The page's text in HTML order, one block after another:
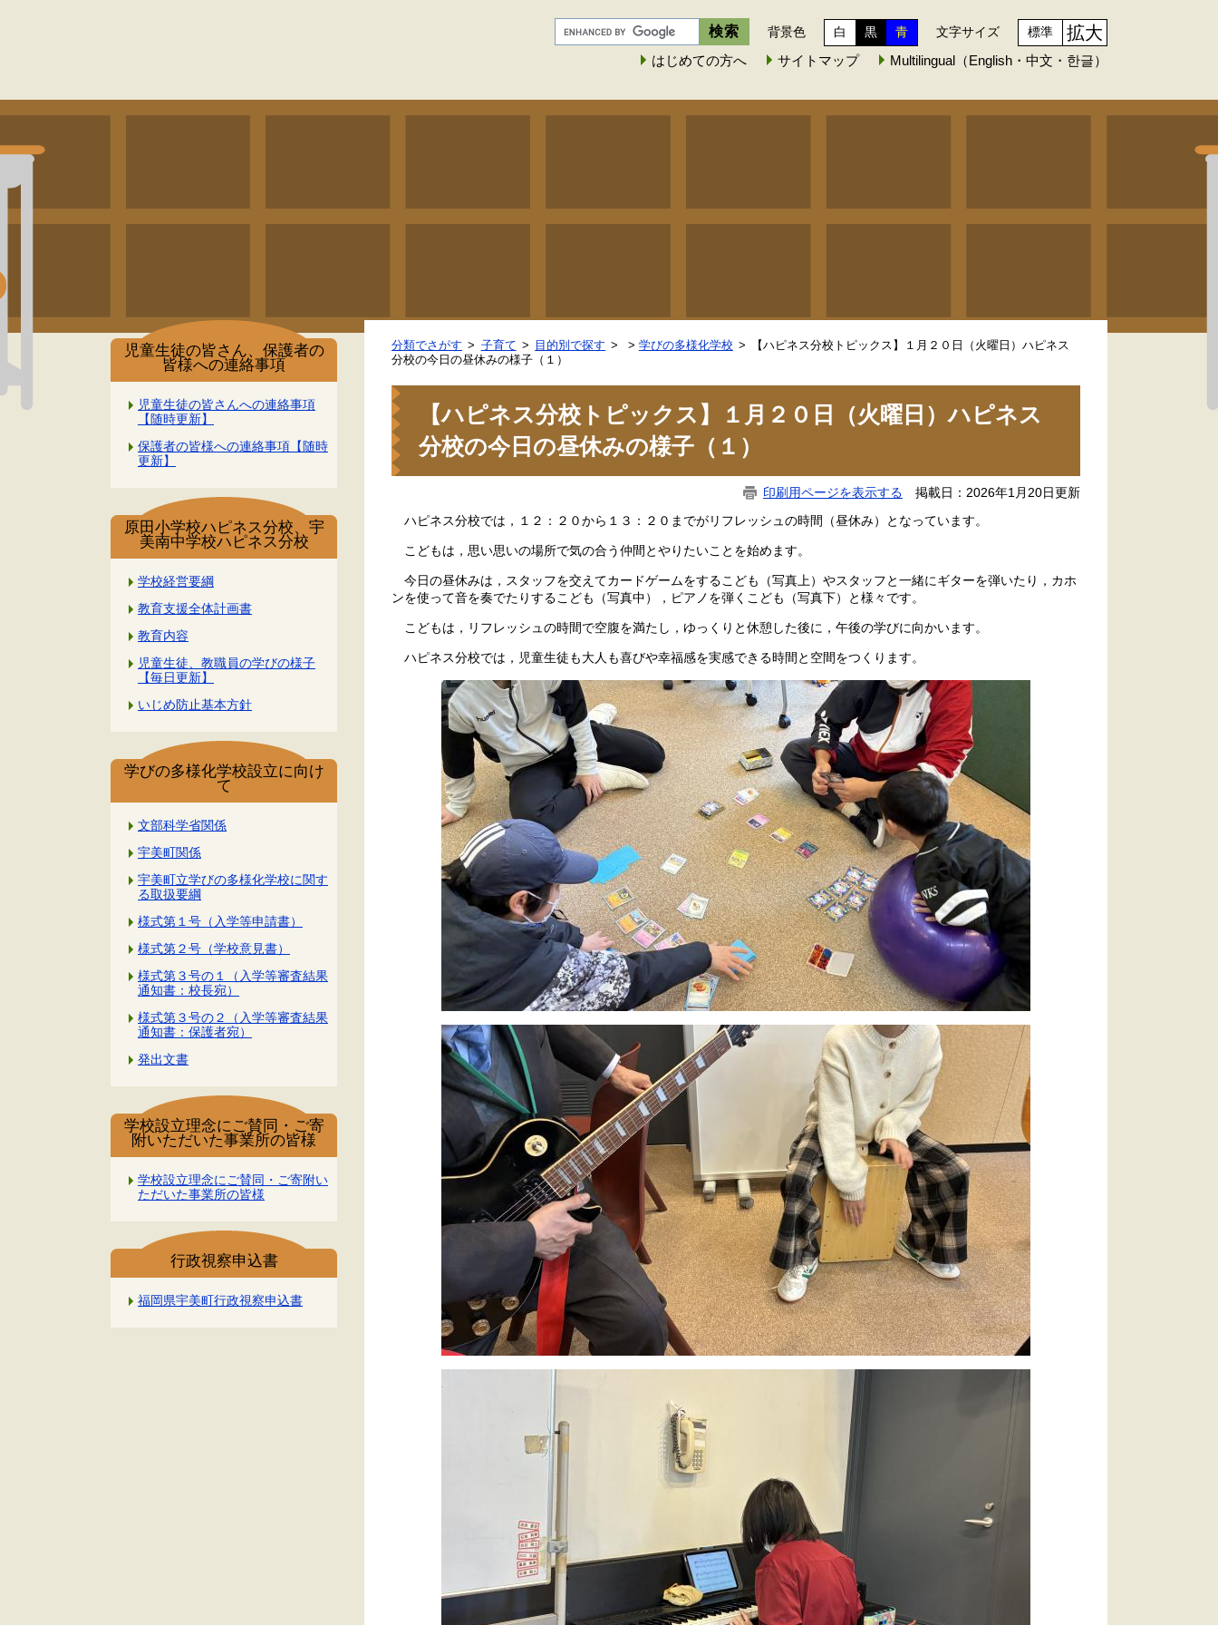
背景色 白 黒 青 文字サイズ 標準 拡大
はじめての方へ サイトマップ Multilingual（English・中文・한글）
児童生徒の皆さん、保護者の
皆様への連絡事項
児童生徒の皆さんへの連絡事項
【随時更新】
保護者の皆様への連絡事項【随時
更新】
原田小学校ハピネス分校、宇
美南中学校ハピネス分校
学校経営要綱
教育支援全体計画書
教育内容
児童生徒、教職員の学びの様子
【毎日更新】
いじめ防止基本方針
学びの多様化学校設立に向け
て
文部科学省関係
宇美町関係
宇美町立学びの多様化学校に関す
る取扱要綱
様式第１号（入学等申請書）
様式第２号（学校意見書）
様式第３号の１（入学等審査結果
通知書：校長宛）
様式第３号の２（入学等審査結果
通知書：保護者宛）
発出文書
学校設立理念にご賛同・ご寄
附いただいた事業所の皆様
学校設立理念にご賛同・ご寄附い
ただいた事業所の皆様
行政視察申込書
福岡県宇美町行政視察申込書
分類でさがす 子育て 目的別で探す > 学びの多様化学校
【ハピネス分校トピックス】１月２０日（火曜日）ハピネス
分校の今日の昼休みの様子（１）
【ハピネス分校トピックス】１月２０日（火曜日）ハピネス
分校の今日の昼休みの様子（１）
印刷用ページを表示する 掲載日：2026年1月20日更新
ハピネス分校では，１２：２０から１３：２０までがリフレッシュの時間（昼休み）となっています。
こどもは，思い思いの場所で気の合う仲間とやりたいことを始めます。
今日の昼休みは，スタッフを交えてカードゲームをするこども（写真上）やスタッフと一緒にギターを弾いたり，カホ
ンを使って音を奏でたりするこども（写真中），ピアノを弾くこども（写真下）と様々です。
こどもは，リフレッシュの時間で空腹を満たし，ゆっくりと休憩した後に，午後の学びに向かいます。
ハピネス分校では，児童生徒も大人も喜びや幸福感を実感できる時間と空間をつくります。